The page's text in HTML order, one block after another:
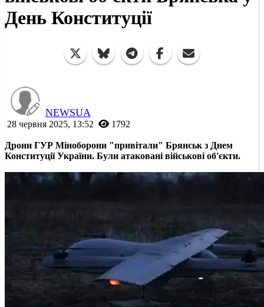
День Конституції
NEWSUA
28 червня 2025, 13:52 1792
Дрони ГУР Міноборони "привітали" Брянськ з Днем
Конституції України. Були атаковані військові об'єкти.